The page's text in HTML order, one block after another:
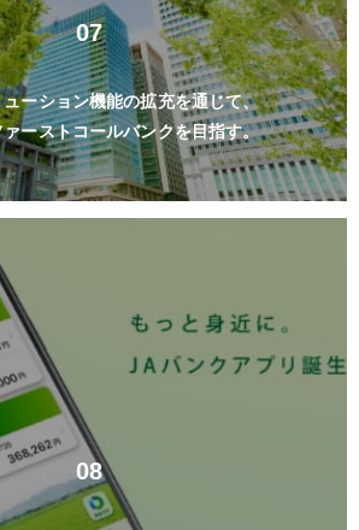
07
ーション機能の拡充を通じて、
ーストコールバンクを目指す。
08